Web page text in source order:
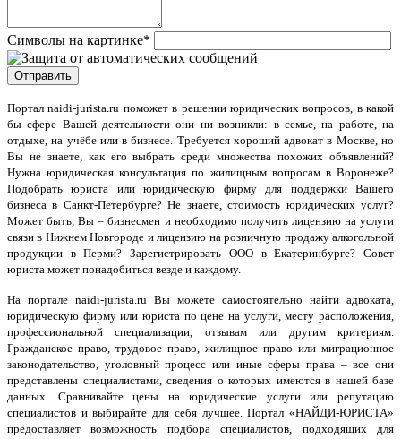
Символы на картинке*
Портал naidi-jurista.ru поможет в решении юридических вопросов, в какой
бы сфере Вашей деятельности они ни возникли: в семье, на работе, на
отдыхе, на учёбе или в бизнесе. Требуется хороший адвокат в Москве, но
Вы не знаете, как его выбрать среди множества похожих объявлений?
Нужна юридическая консультация по жилищным вопросам в Воронеже?
Подобрать юриста или юридическую фирму для поддержки Вашего
бизнеса в Санкт-Петербурге? Не знаете, стоимость юридических услуг?
Может быть, Вы – бизнесмен и необходимо получить лицензию на услуги
связи в Нижнем Новгороде и лицензию на розничную продажу алкогольной
продукции в Перми? Зарегистрировать ООО в Екатеринбурге? Совет
юриста может понадобиться везде и каждому.
На портале naidi-jurista.ru Вы можете самостоятельно найти адвоката,
юридическую фирму или юриста по цене на услуги, месту расположения,
профессиональной специализации, отзывам или другим критериям.
Гражданское право, трудовое право, жилищное право или миграционное
законодательство, уголовный процесс или иные сферы права – все они
представлены специалистами, сведения о которых имеются в нашей базе
данных. Сравнивайте цены на юридические услуги или репутацию
специалистов и выбирайте для себя лучшее. Портал «НАЙДИ-ЮРИСТА»
предоставляет возможность подбора специалистов, подходящих для